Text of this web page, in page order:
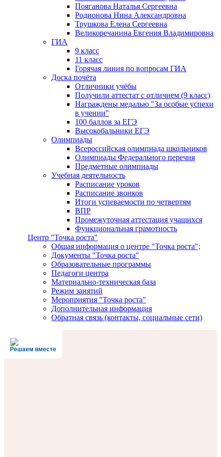
Пояганова Наталья Сергеевна
Родионова Нина Александровна
Трушкова Елена Сергеевна
Великоречанина Евгения Владимировна
ГИА
9 класс
11 класс
Горячая линия по вопросам ГИА
Доска почёта
Отличники учёбы
Получили аттестат с отличием (9 класс)
Награждены медалью "За особые успехи
в учении"
100 баллов за ЕГЭ
Высокобальники ЕГЭ
Олимпиады
Всероссийская олимпиада школьников
Олимпиады Федерального перечня
Предметные олимпиады
Учебная деятельность
Расписание уроков
Расписание звонков
Итоги успеваемости по четвертям
ВПР
Промежуточная аттестация учащихся
Функциональная грамотность
Центр "Точка роста"
Общая информация о центре "Точка роста";
Документы "Точка роста"
Образовательные программы
Педагоги центра
Материально-техническая база
Режим занятий
Мероприятия "Точка роста"
Дополнительная информация
Обратная связь (контакты, социальные сети)
Решаем вместе